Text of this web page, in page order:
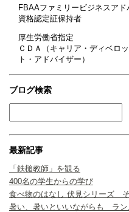
FBAAファミリービジネスアド
資格認定証保持者
厚生労働省指定
ＣＤＡ（キャリア・ディベロ
ト・アドバイザー）
ブログ検索
最新記事
「鉄槌教師」を観る
400名の学生からの学び
食べ物のはなし 伏見シリーズ
暑い、暑いといいながらも ラン